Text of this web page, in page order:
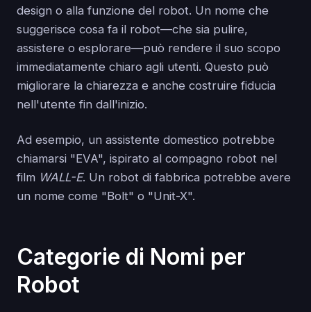
design o alla funzione del robot. Un nome che
suggerisce cosa fa il robot—che sia pulire,
assistere o esplorare—può rendere il suo scopo
immediatamente chiaro agli utenti. Questo può
migliorare la chiarezza e anche costruire fiducia
nell'utente fin dall'inizio.
Ad esempio, un assistente domestico potrebbe
chiamarsi "EVA", ispirato al compagno robot nel
film WALL-E. Un robot di fabbrica potrebbe avere
un nome come "Bolt" o "Unit-X".
Categorie di Nomi per
Robot